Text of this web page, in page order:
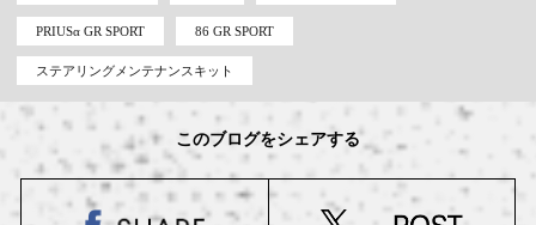
PRIUSα GR SPORT 86 GR SPORT
ステアリングメンテナンスキット
このブログをシェアする